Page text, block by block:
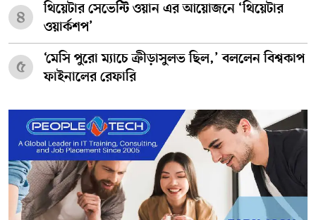
৪
থিয়েটার সেভেন্টি ওয়ান এর আয়োজনে ‘থিয়েটার
ওয়ার্কশপ’
৫
‘মেসি পুরো ম্যাচে ক্রীড়াসুলভ ছিল,’ বললেন বিশ্বকাপ
ফাইনালের রেফারি